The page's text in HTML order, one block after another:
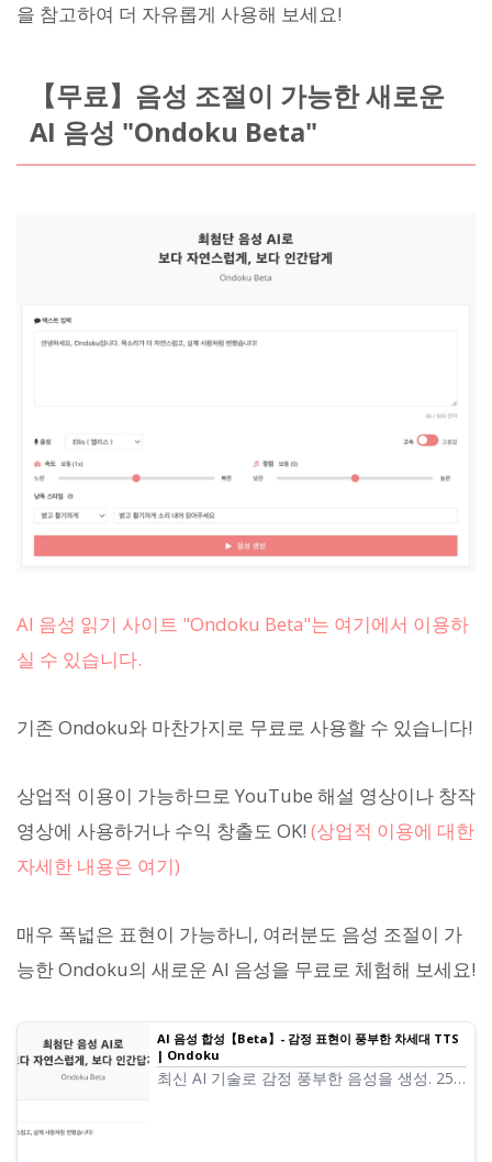
을 참고하여 더 자유롭게 사용해 보세요!
【무료】음성 조절이 가능한 새로운
AI 음성 "Ondoku Beta"
AI 음성 읽기 사이트 "Ondoku Beta"는 여기에서 이용하
실 수 있습니다.
기존 Ondoku와 마찬가지로 무료로 사용할 수 있습니다!
상업적 이용이 가능하므로 YouTube 해설 영상이나 창작
영상에 사용하거나 수익 창출도 OK! (상업적 이용에 대한
자세한 내용은 여기)
매우 폭넓은 표현이 가능하니, 여러분도 음성 조절이 가
능한 Ondoku의 새로운 AI 음성을 무료로 체험해 보세요!
AI 음성 합성【Beta】- 감정 표현이 풍부한 차세대 TTS
| Ondoku
최신 AI 기술로 감정 풍부한 음성을 생성. 25